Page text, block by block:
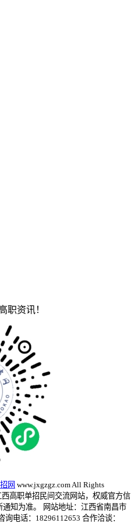
职资讯！
网 www.jxgzgz.com All Rights
高职单招民间交流网站，权威官方信
知为准。
网站地址：江西省南昌市
电话：18296112653 合作洽谈：